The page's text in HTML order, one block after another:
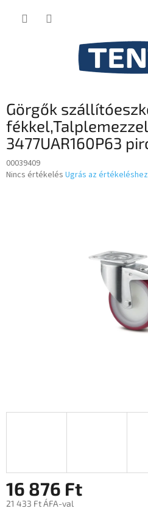
Görgők
3477UAR160P63
00039409
A
Nincs értékelés Ugrás az értékeléshez
16 876 Ft
21 433 Ft ÁFA-val